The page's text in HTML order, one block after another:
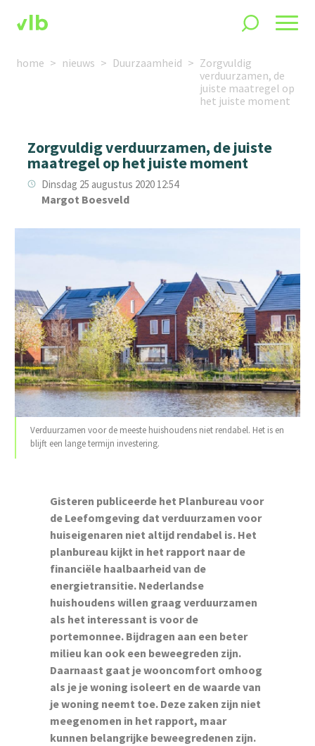
home nieuws Duurzaamheid
Zorgvuldig
verduurzamen, de
juiste maatregel op
het juiste moment
Zorgvuldig verduurzamen, de juiste
maatregel op het juiste moment
Dinsdag 25 augustus 2020 12:54
Margot Boesveld
Verduurzamen voor de meeste huishoudens niet rendabel. Het is en
blijft een lange termijn investering.
Gisteren publiceerde het Planbureau voor
de Leefomgeving dat verduurzamen voor
huiseigenaren niet altijd rendabel is. Het
planbureau kijkt in het rapport naar de
financiële haalbaarheid van de
energietransitie. Nederlandse
huishoudens willen graag verduurzamen
als het interessant is voor de
portemonnee. Bijdragen aan een beter
milieu kan ook een beweegreden zijn.
Daarnaast gaat je wooncomfort omhoog
als je je woning isoleert en de waarde van
je woning neemt toe. Deze zaken zijn niet
meegenomen in het rapport, maar
kunnen belangrijke beweegredenen zijn.